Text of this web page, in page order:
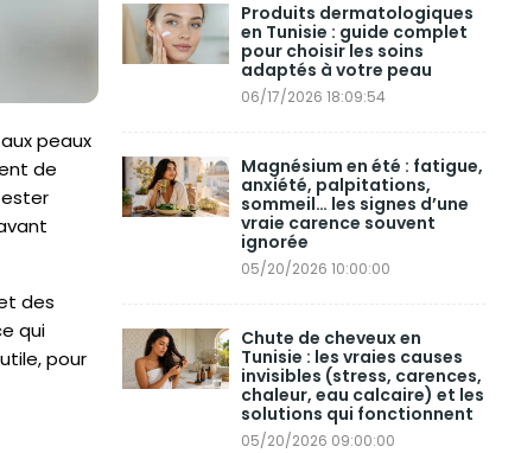
peaux
de
des
qui
pour
Produits dermatologiques
en Tunisie : guide complet
pour choisir les soins
adaptés à votre peau
06/17/2026 18:09:54
Magnésium en été : fatigue,
anxiété, palpitations,
sommeil… les signes d’une
vraie carence souvent
ignorée
05/20/2026 10:00:00
Chute de cheveux en
Tunisie : les vraies causes
invisibles (stress, carences,
chaleur, eau calcaire) et les
solutions qui fonctionnent
05/20/2026 09:00:00